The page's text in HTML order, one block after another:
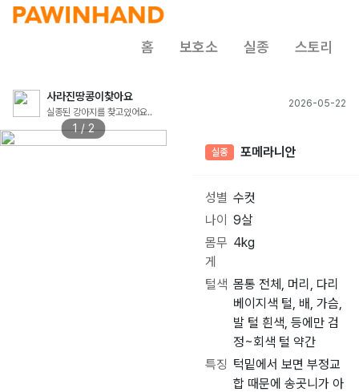
홈 보호소 실종 스토리
사라진땅콩이찾아요
실종된 강아지를 찾고있어요..
2026-05-22
1 / 2
실종 포메라니안
성별 수컷
나이
9살
몸무
게
4kg
털색 몸통 전체, 머리, 다리
베이지색 털, 배, 가슴,
발 털 흰색, 등에만 검
정~회색 털 약간
특징 턱밑에서 보면 부정교
합 때문에 송곳니가 아